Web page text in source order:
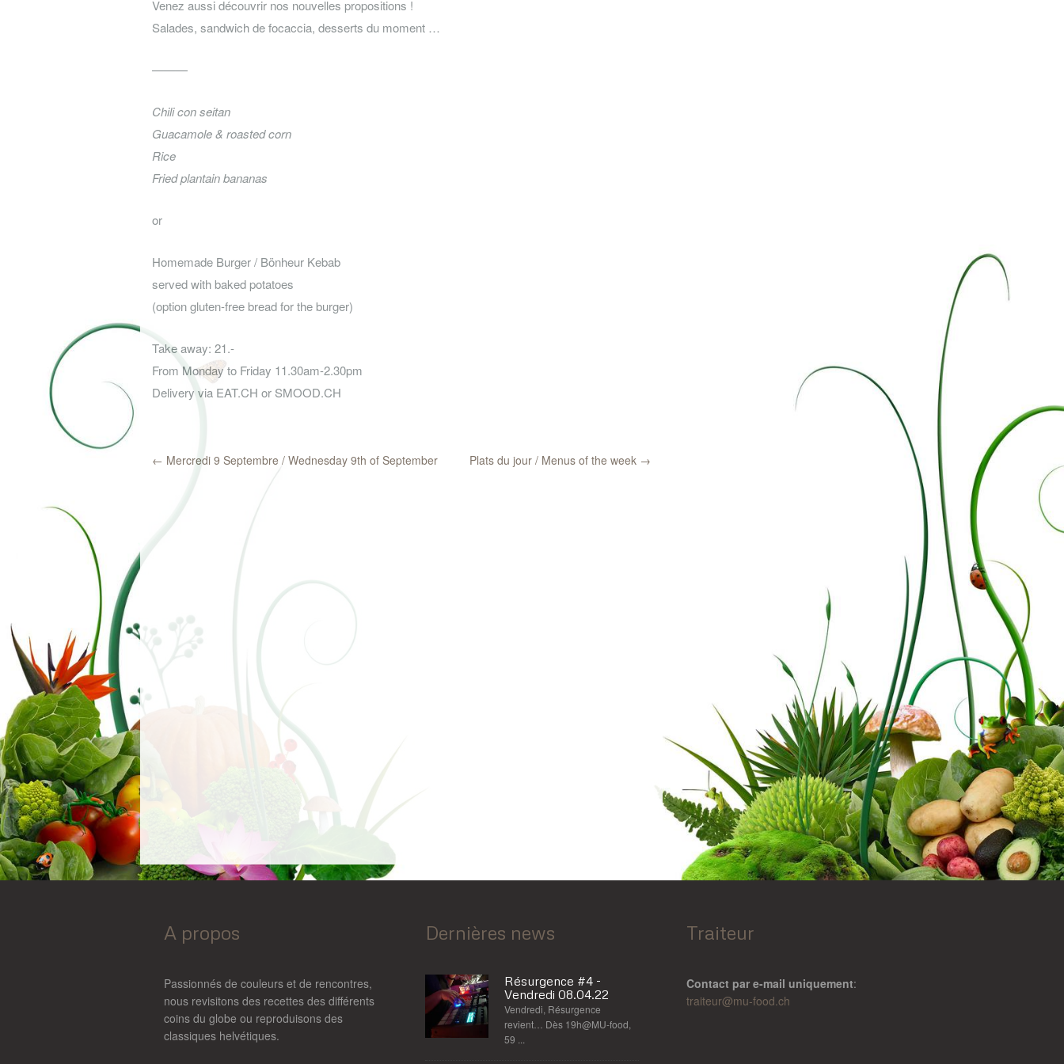
Venez aussi découvrir nos nouvelles propositions !
Salades, sandwich de focaccia, desserts du moment …
———
Chili con seitan
Guacamole & roasted corn
Rice
Fried plantain bananas
or
Homemade Burger / Bönheur Kebab
served with baked potatoes
(option gluten-free bread for the burger)
Take away: 21.-
From Monday to Friday 11.30am-2.30pm
Delivery via EAT.CH or SMOOD.CH
← Mercredi 9 Septembre / Wednesday 9th of September Plats du jour / Menus of the week →
A propos
Passionnés de couleurs et de rencontres,
nous revisitons des recettes des différents
coins du globe ou reproduisons des
classiques helvétiques.
Dernières news
Résurgence #4 -
Vendredi 08.04.22
Vendredi, Résurgence
revient… Dès 19h@MU-food,
59 ...
Traiteur
Contact par e-mail uniquement:
traiteur@mu-food.ch